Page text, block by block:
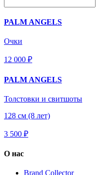
PALM ANGELS
Очки
12 000 ₽
PALM ANGELS
Толстовки и свитшоты
128 см (8 лет)
3 500 ₽
О нас
Brand Collector